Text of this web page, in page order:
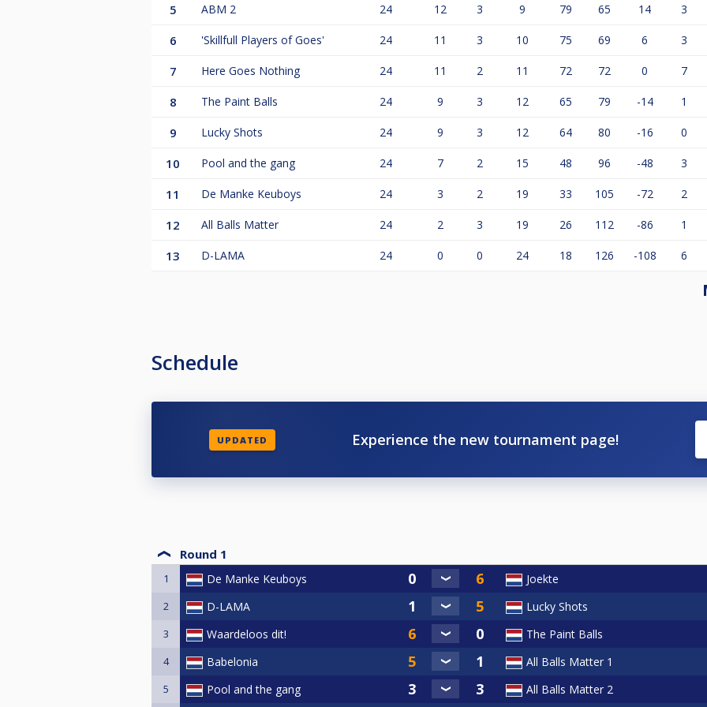
we doen het tenslotte voor de gezelligheid en om beter te kunnen Poolen.
De thuisspeeldagen mogen de captains zelf bepalen, maar de voorkeur gaat uit naar dinsdag
Iedereen is vrij om mee te mogen doen, dus weet je iemand laat hem of haar meedoen,
Een aanwijzing is nooit verkeerd, maar houdt rekening met een situatie wanneer je zoiets
Alles zullen we op de website bijhouden, Livestream op 1 tafel en tablets voor de score op
5 ABM 2 24 12 3 9 79 65 14 3
6 'Skillfull Players of Goes' 24 11 3 10 75 69 6 3
7 Here Goes Nothing 24 11 2 11 72 72 0 7
8 The Paint Balls 24 9 3 12 65 79 -14 1
9 Lucky Shots 24 9 3 12 64 80 -16 0
10 Pool and the gang 24 7 2 15 48 96 -48 3
11 De Manke Keuboys 24 3 2 19 33 105 -72 2
12 All Balls Matter 24 2 3 19 26 112 -86 1
13 D-LAMA 24 0 0 24 18 126 -108 6
Schedule
UPDATED Experience the new tournament page!
Round 1
1 De Manke Keuboys Joekte
2 D-LAMA Lucky Shots
3 Waardeloos dit! The Paint Balls
4 Babelonia All Balls Matter 1
5 Pool and the gang All Balls Matter 2